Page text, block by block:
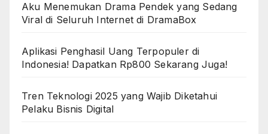
Aku Menemukan Drama Pendek yang Sedang
Viral di Seluruh Internet di DramaBox
Aplikasi Penghasil Uang Terpopuler di
Indonesia! Dapatkan Rp800 Sekarang Juga!
Tren Teknologi 2025 yang Wajib Diketahui
Pelaku Bisnis Digital